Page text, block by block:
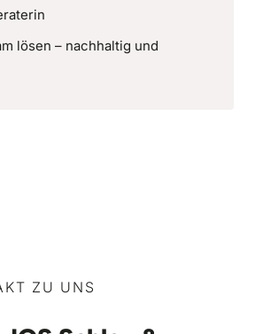
lösen – nachhaltig und
ZU UNS